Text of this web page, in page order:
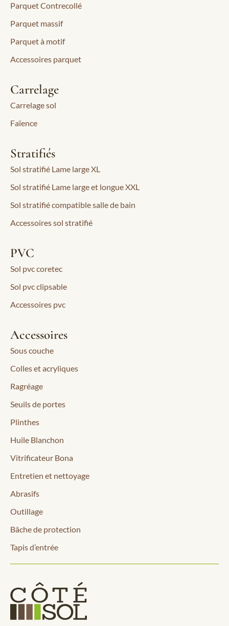
Parquet Contrecollé
Parquet massif
Parquet à motif
Accessoires parquet
Carrelage
Carrelage sol
Faïence
Stratifiés
Sol stratifié Lame large XL
Sol stratifié Lame large et longue XXL
Sol stratifié compatible salle de bain
Accessoires sol stratifié
PVC
Sol pvc coretec
Sol pvc clipsable
Accessoires pvc
Accessoires
Sous couche
Colles et acryliques
Ragréage
Seuils de portes
Plinthes
Huile Blanchon
Vitrificateur Bona
Entretien et nettoyage
Abrasifs
Outillage
Bâche de protection
Tapis d’entrée